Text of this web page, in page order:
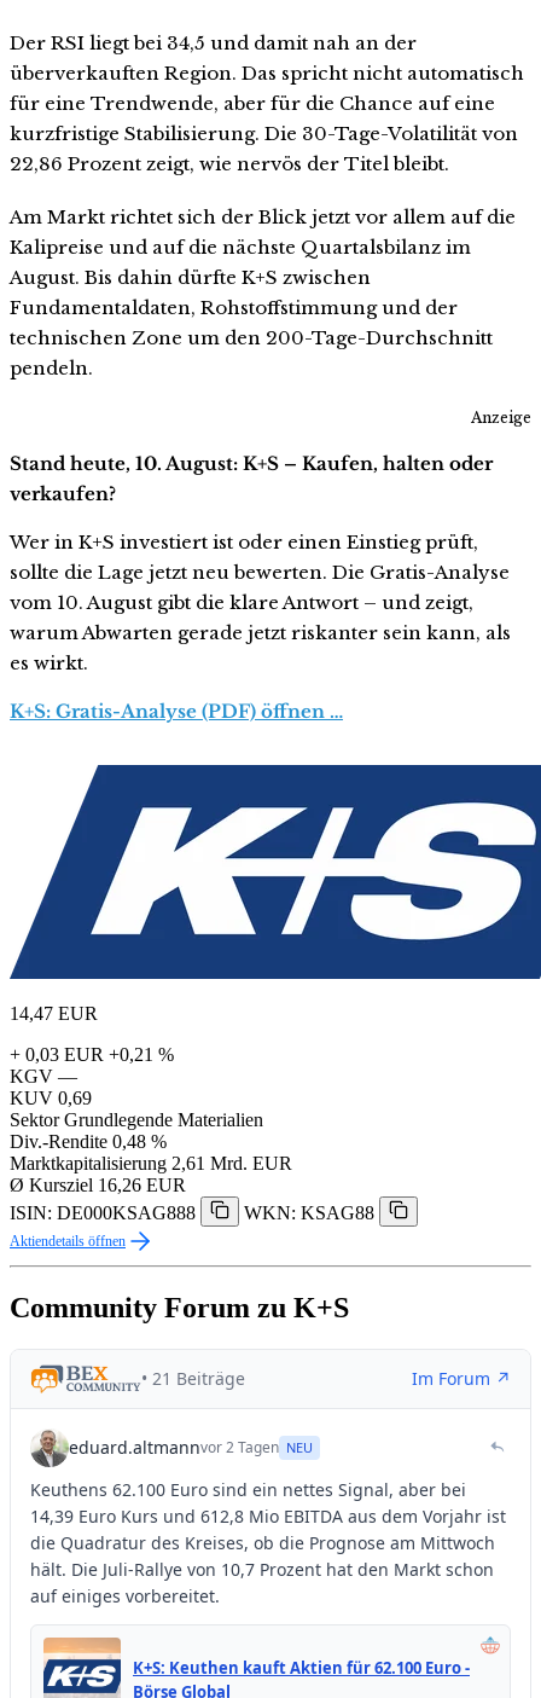
Der RSI liegt bei 34,5 und damit nah an der
überverkauften Region. Das spricht nicht automatisch
für eine Trendwende, aber für die Chance auf eine
kurzfristige Stabilisierung. Die 30-Tage-Volatilität von
22,86 Prozent zeigt, wie nervös der Titel bleibt.
Am Markt richtet sich der Blick jetzt vor allem auf die
Kalipreise und auf die nächste Quartalsbilanz im
August. Bis dahin dürfte K+S zwischen
Fundamentaldaten, Rohstoffstimmung und der
technischen Zone um den 200-Tage-Durchschnitt
pendeln.
Anzeige
Stand heute, 10. August: K+S – Kaufen, halten oder
verkaufen?
Wer in K+S investiert ist oder einen Einstieg prüft,
sollte die Lage jetzt neu bewerten. Die Gratis-Analyse
vom 10. August gibt die klare Antwort – und zeigt,
warum Abwarten gerade jetzt riskanter sein kann, als
es wirkt.
K+S: Gratis-Analyse (PDF) öffnen …
14,47 EUR
+ 0,03 EUR +0,21 %
KGV —
KUV 0,69
Sektor Grundlegende Materialien
Div.-Rendite 0,48 %
Marktkapitalisierung 2,61 Mrd. EUR
Ø Kursziel 16,26 EUR
ISIN: DE000KSAG888
WKN: KSAG88
Aktiendetails öffnen
Community Forum zu K+S